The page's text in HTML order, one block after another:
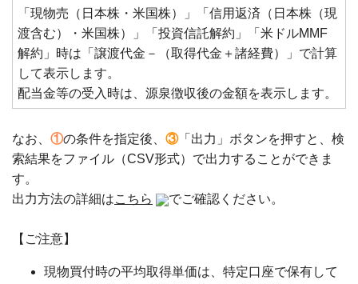
「現物売（日本株・米国株）」「信用返済（日本株（現
渡含む）・米国株）」「投資信託解約」「米ドルMMF
解約」時は「譲渡代金－（取得代金＋諸経費）」で計算
して表示します。
配当金等の受入時は、源泉徴収後の金額を表示します。
なお、 ①の条件を指定後、 ③「出力」ボタンを押すと、検
索結果をファイル（CSV形式）で出力することができま
す。
出力方法の詳細はこちら でご確認ください。
【ご注意】
現物買付時の平均取得単価は、特定口座で保有して